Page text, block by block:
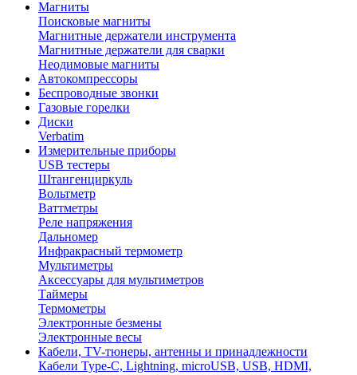
Магниты
Поисковые магниты
Магнитные держатели инструмента
Магнитные держатели для сварки
Неодимовые магниты
Автокомпрессоры
Беспроводные звонки
Газовые горелки
Диски
Verbatim
Измерительные приборы
USB тестеры
Штангенциркуль
Вольтметр
Ваттметры
Реле напряжения
Дальномер
Инфракрасный термометр
Мультиметры
Аксессуары для мультиметров
Таймеры
Термометры
Электронные безмены
Электронные весы
Кабели, TV-тюнеры, антенны и принадлежности
Кабели Type-C, Lightning, microUSB, USB, HDMI,